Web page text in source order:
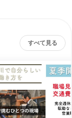
すべて見る